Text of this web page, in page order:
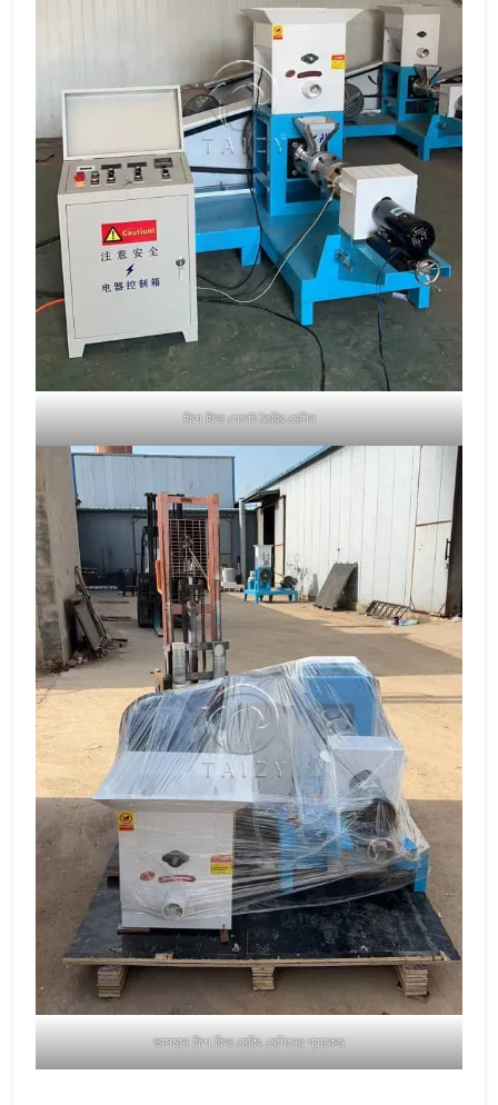
ফিশ ফিড পেলেট তৈরির মেশিন
ভাসমান ফিশ ফিড মেকিং মেশিনের প্যাকেজ